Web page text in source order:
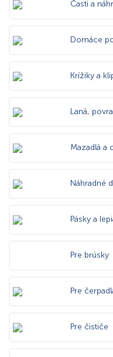
Časti a
Domáce
Krížiky a
Laná,
Mazadlá a
Náhradné
Pásky a
Pre brúsky
Pre
Pre čističe